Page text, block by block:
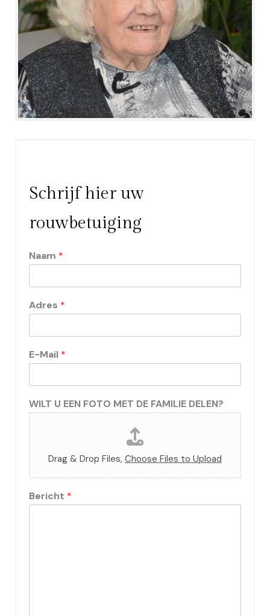
Schrijf hier uw
rouwbetuiging
Naam *
Adres *
E-Mail *
WILT U EEN FOTO MET DE FAMILIE DELEN?
Drag & Drop Files, Choose Files to Upload
Bericht *